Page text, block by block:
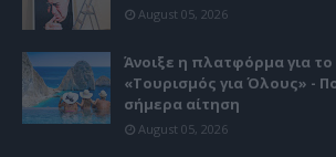
August 05, 2026
Άνοιξε η πλατφόρμα για
«Τουρισμός για Όλους» -
σήμερα αίτηση
August 05, 2026